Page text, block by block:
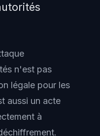
n'est pas
légale pour les
aussi un acte
à